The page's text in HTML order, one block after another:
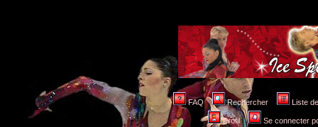
FAQ Rechercher Liste
Profil Se connecter